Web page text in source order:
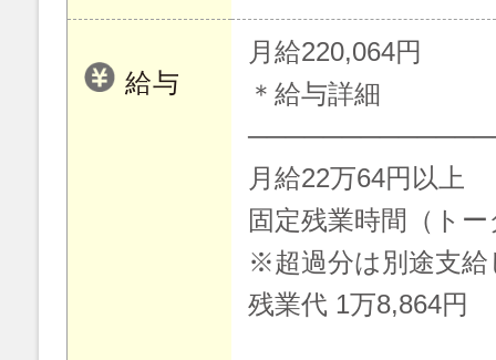
給与
月給220,064円
＊給与詳細
月給22万64円以上
固定残業時間（ト
※超過分は別途支給
残業代 1万8,864円